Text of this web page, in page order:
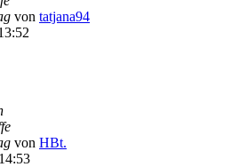
von tatjana94
von HBt.